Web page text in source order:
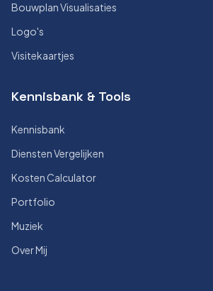
Bouwplan Visualisaties
Logo's
Visitekaartjes
Kennisbank & Tools
Kennisbank
Diensten Vergelijken
Kosten Calculator
Portfolio
Muziek
Over Mij